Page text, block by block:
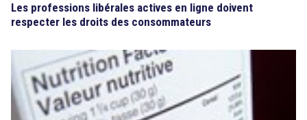
Les professions libérales actives en ligne doivent
respecter les droits des consommateurs